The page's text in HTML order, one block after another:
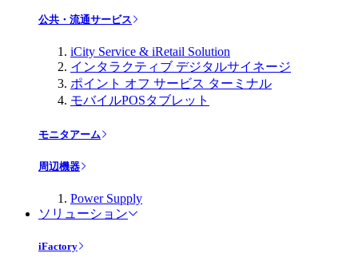
公共・流通サービス
iCity Service & iRetail Solution
インタラクティブ デジタルサイネージ
ポイント オフ サービス ターミナル
モバイルPOSタブレット
モニタアーム
周辺機器
Power Supply
ソリューション
iFactory